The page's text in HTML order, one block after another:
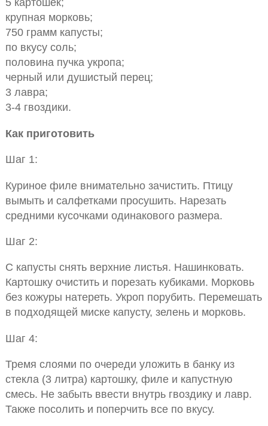
крупная морковь;
750 грамм капусты;
по вкусу соль;
половина пучка укропа;
черный или душистый перец;
3 лавра;
3-4 гвоздики.
Как приготовить
Шаг 1:
Куриное филе внимательно зачистить. Птицу
вымыть и салфетками просушить. Нарезать
средними кусочками одинакового размера.
Шаг 2:
С капусты снять верхние листья. Нашинковать.
Картошку очистить и порезать кубиками. Морковь
без кожуры натереть. Укроп порубить. Перемешать
в подходящей миске капусту, зелень и морковь.
Шаг 4:
Тремя слоями по очереди уложить в банку из
стекла (3 литра) картошку, филе и капустную
смесь. Не забыть ввести внутрь гвоздику и лавр.
Также посолить и поперчить все по вкусу.